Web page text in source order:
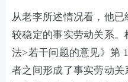
从老李所述情况看，他
较稳定的事实劳动关系
法>若干问题的意见》第
者之间形成了事实劳动